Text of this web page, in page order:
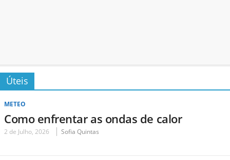
Úteis
METEO
Como enfrentar as ondas de calor
2 de Julho, 2026 Sofia Quintas